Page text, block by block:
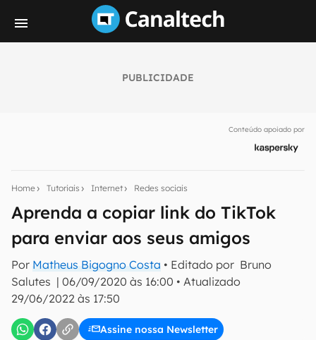
PUBLICIDADE
Conteúdo apoiado por
Home Tutoriais Internet Redes sociais
Aprenda a copiar link do TikTok
para enviar aos seus amigos
Por Matheus Bigogno Costa • Editado por Bruno
Salutes | 06/09/2020 às 16:00 • Atualizado
29/06/2022 às 17:50
Assine nossa Newsletter
notícias e reviews sobre tecnologia em primeira
inscreva-se
Confirmo que li, aceito e concordo com os Termos de
Uso e Política de Privacidade do Canaltech.